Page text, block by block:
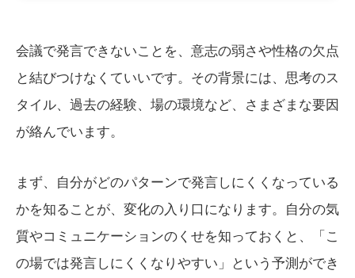
会議で発言できないことを、意志の弱さや性格の欠点
と結びつけなくていいです。その背景には、思考のス
タイル、過去の経験、場の環境など、さまざまな要因
が絡んでいます。
まず、自分がどのパターンで発言しにくくなっている
かを知ることが、変化の入り口になります。自分の気
質やコミュニケーションのくせを知っておくと、「こ
の場では発言しにくくなりやすい」という予測ができ